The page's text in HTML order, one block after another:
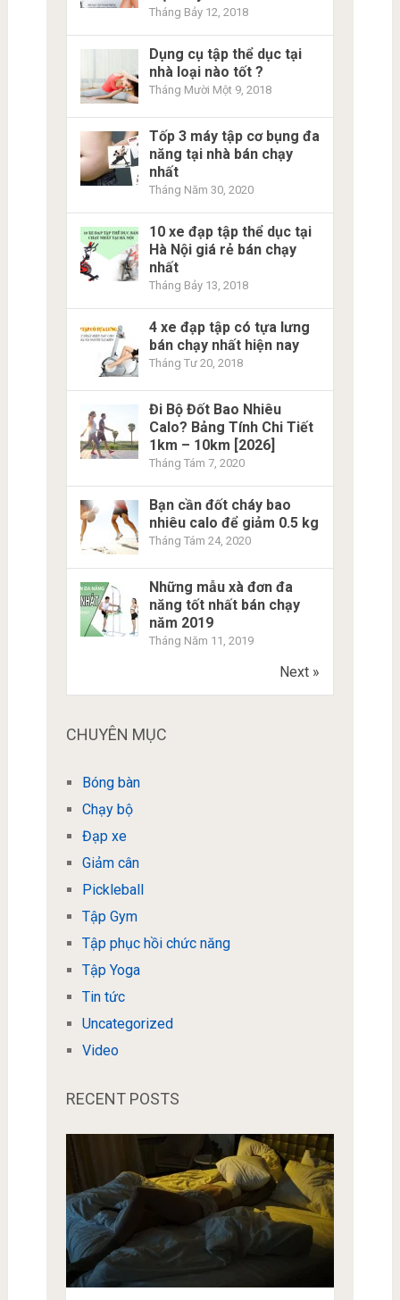
Tháng Bảy 12, 2018
Dụng cụ tập thể dục tại
nhà loại nào tốt ?
Tháng Mười Một 9, 2018
Tốp 3 máy tập cơ bụng đa
năng tại nhà bán chạy
nhất
Tháng Năm 30, 2020
10 xe đạp tập thể dục tại
Hà Nội giá rẻ bán chạy
nhất
Tháng Bảy 13, 2018
4 xe đạp tập có tựa lưng
bán chạy nhất hiện nay
Tháng Tư 20, 2018
Đi Bộ Đốt Bao Nhiêu
Calo? Bảng Tính Chi Tiết
1km – 10km [2026]
Tháng Tám 7, 2020
Bạn cần đốt cháy bao
nhiêu calo để giảm 0.5 kg
Tháng Tám 24, 2020
Những mẫu xà đơn đa
năng tốt nhất bán chạy
năm 2019
Tháng Năm 11, 2019
Next »
CHUYÊN MỤC
Bóng bàn
Chạy bộ
Đạp xe
Giảm cân
Pickleball
Tập Gym
Tập phục hồi chức năng
Tập Yoga
Tin tức
Uncategorized
Video
RECENT POSTS